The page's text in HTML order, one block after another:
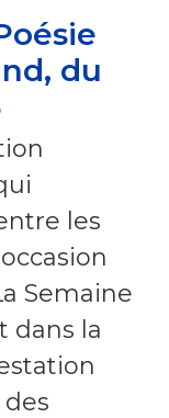
du
les
Semaine
dans la